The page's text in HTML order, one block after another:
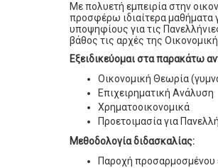
Με πολυετή εμπειρία στην
προσφέρω ιδιαίτερα μαθήματα
υποψηφίους για τις
βάθος τις αρχές της
Εξειδικεύομαι στα παρακάτω
Οικονομική Θεωρία
Επιχειρηματική Ανάλυση
Χρηματοοικονομικά
Προετοιμασία για
Μεθοδολογία διδασκαλίας:
Παροχή προσαρμοσμένου